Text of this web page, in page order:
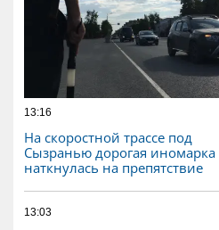
13:16
На скоростной трассе под
Сызранью дорогая иномарка
наткнулась на препятствие
13:03